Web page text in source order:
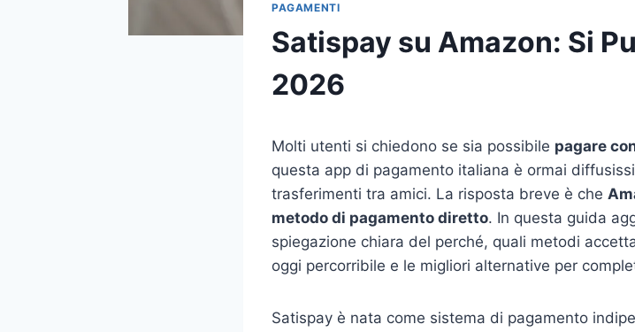
PAGAMENTI
Satispay su Amazon: Si
2026
Molti utenti si chiedono se sia possibile pagare
questa app di pagamento italiana è ormai
trasferimenti tra amici. La risposta breve è che
metodo di pagamento diretto. In questa guida
spiegazione chiara del perché, quali metodi
oggi percorribile e le migliori alternative per
Satispay è nata come sistema di pagamento